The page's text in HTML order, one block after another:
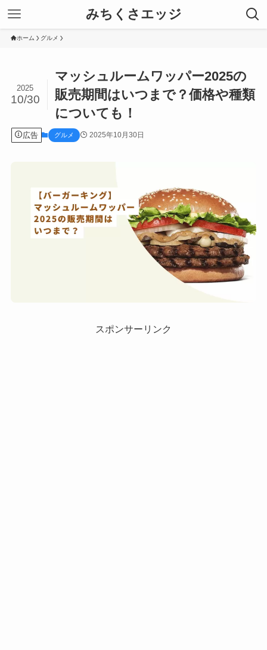
みちくさエッジ
ホーム グルメ
マッシュルームワッパー2025の
販売期間はいつまで？価格や種類
についても！
2025
10/30
広告 グルメ 2025年10月30日
スポンサーリンク